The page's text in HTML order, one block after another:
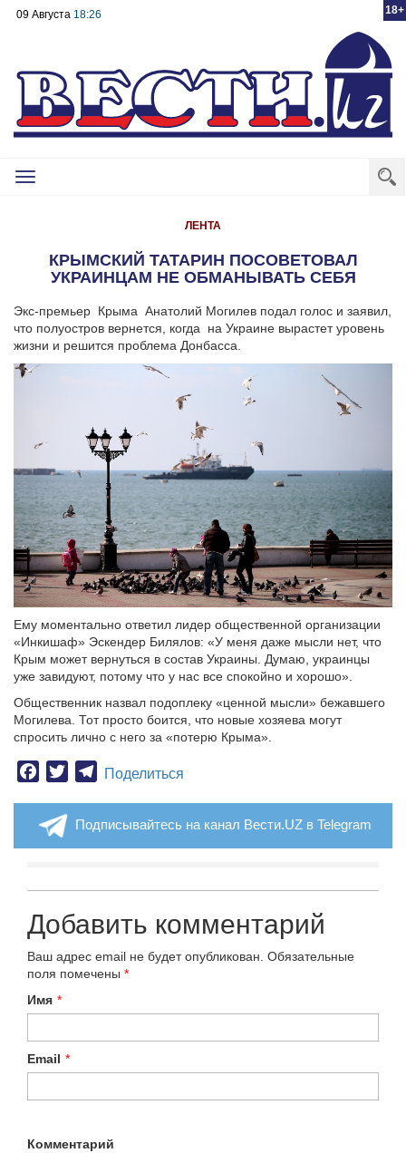
18+
09 Августа 18:26
Toggle
ЛЕНТА
КРЫМСКИЙ ТАТАРИН ПОСОВЕТОВАЛ
УКРАИНЦАМ НЕ ОБМАНЫВАТЬ СЕБЯ
Экс-премьер Крыма Анатолий Могилев подал голос и заявил,
что полуостров вернется, когда на Украине вырастет уровень
жизни и решится проблема Донбасса.
Ему моментально ответил лидер общественной организации
«Инкишаф» Эскендер Билялов: «У меня даже мысли нет, что
Крым может вернуться в состав Украины. Думаю, украинцы
уже завидуют, потому что у нас все спокойно и хорошо».
Общественник назвал подоплеку «ценной мысли» бежавшего
Могилева. Тот просто боится, что новые хозяева могут
спросить лично с него за «потерю Крыма».
Facebook
TwitterTelegram
Поделиться
Подписывайтесь на канал Вести.UZ в Telegram
Добавить комментарий
Ваш адрес email не будет опубликован. Обязательные
поля помечены *
Имя *
Email *
Комментарий